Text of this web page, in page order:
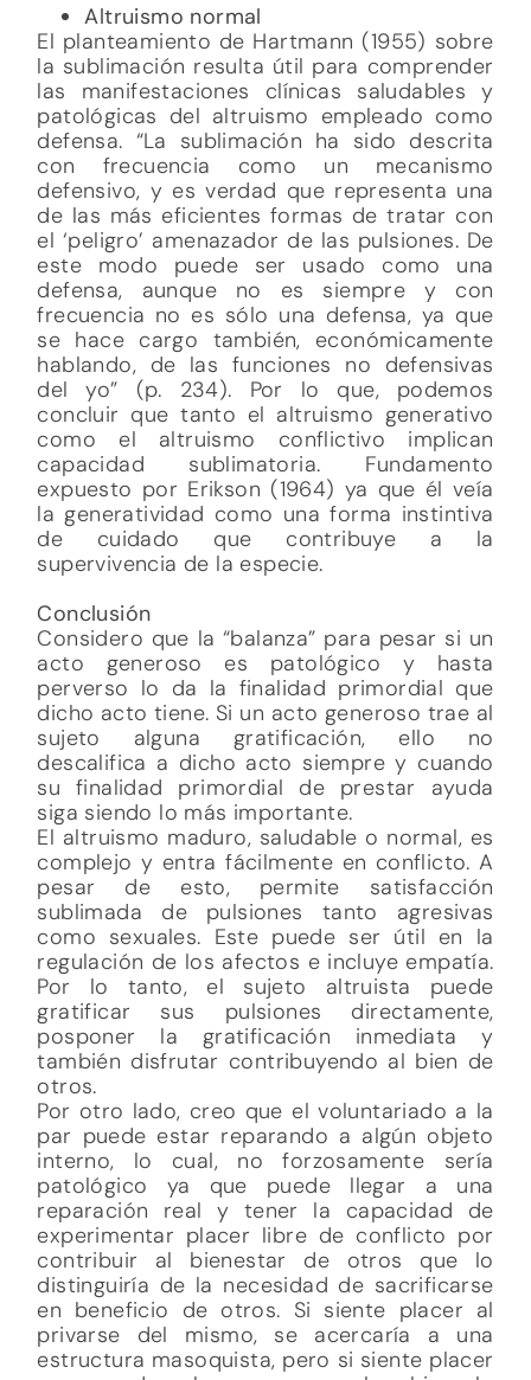
Altruismo normal
El planteamiento de Hartmann (1955) sobre
la sublimación resulta útil para comprender
las manifestaciones clínicas saludables y
patológicas del altruismo empleado como
defensa. “La sublimación ha sido descrita
con frecuencia como un mecanismo
defensivo, y es verdad que representa una
de las más eficientes formas de tratar con
el ‘peligro’ amenazador de las pulsiones. De
este modo puede ser usado como una
defensa, aunque no es siempre y con
frecuencia no es sólo una defensa, ya que
se hace cargo también, económicamente
hablando, de las funciones no defensivas
del yo” (p. 234). Por lo que, podemos
concluir que tanto el altruismo generativo
como el altruismo conflictivo implican
capacidad sublimatoria. Fundamento
expuesto por Erikson (1964) ya que él veía
la generatividad como una forma instintiva
de cuidado que contribuye a la
supervivencia de la especie.
Conclusión
Considero que la “balanza” para pesar si un
acto generoso es patológico y hasta
perverso lo da la finalidad primordial que
dicho acto tiene. Si un acto generoso trae al
sujeto alguna gratificación, ello no
descalifica a dicho acto siempre y cuando
su finalidad primordial de prestar ayuda
siga siendo lo más importante.
El altruismo maduro, saludable o normal, es
complejo y entra fácilmente en conflicto. A
pesar de esto, permite satisfacción
sublimada de pulsiones tanto agresivas
como sexuales. Este puede ser útil en la
regulación de los afectos e incluye empatía.
Por lo tanto, el sujeto altruista puede
gratificar sus pulsiones directamente,
posponer la gratificación inmediata y
también disfrutar contribuyendo al bien de
otros.
Por otro lado, creo que el voluntariado a la
par puede estar reparando a algún objeto
interno, lo cual, no forzosamente sería
patológico ya que puede llegar a una
reparación real y tener la capacidad de
experimentar placer libre de conflicto por
contribuir al bienestar de otros que lo
distinguiría de la necesidad de sacrificarse
en beneficio de otros. Si siente placer al
privarse del mismo, se acercaría a una
estructura masoquista, pero si siente placer